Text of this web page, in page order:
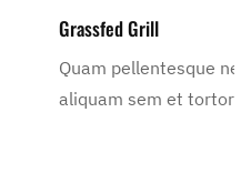
Grassfed Grill
Quam pellentesque
aliquam sem et tortor.